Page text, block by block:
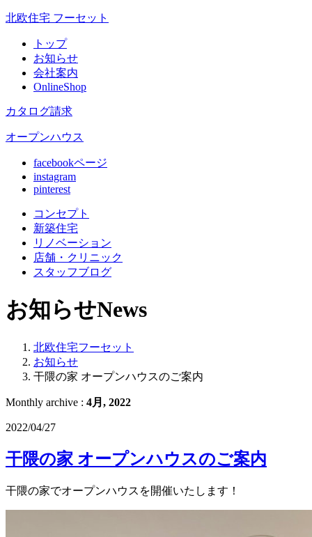
北欧住宅 フーセット
トップ
お知らせ
会社案内
OnlineShop
カタログ請求
オープンハウス
facebookページ
instagram
pinterest
コンセプト
新築住宅
リノベーション
店舗 ・クリニック
スタッフブログ
お知らせNews
北欧住宅フーセット
お知らせ
干隈の家 オープンハウスのご案内
Monthly archive : 4月, 2022
2022/04/27
干隈の家 オープンハウスのご案内
干隈の家でオープンハウスを開催いたします！